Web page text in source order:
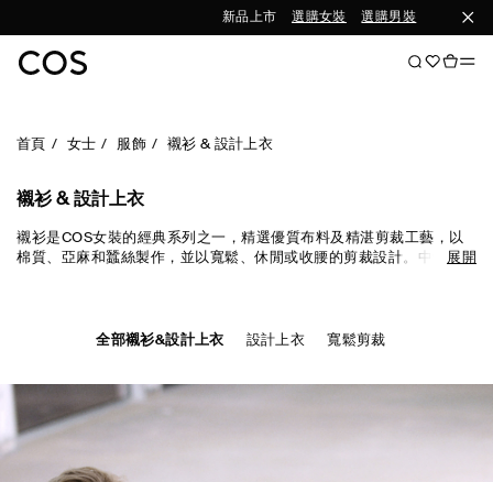
新品上市 選購女裝 選購男裝
首頁 女士 服飾 襯衫 & 設計上衣
襯衫 & 設計上衣
襯衫是COS女裝的經典系列之一，精選優質布料及精湛剪裁工藝，以
棉質、亞麻和蠶絲製作，並以寬鬆、休閒或收腰的剪裁設計。中性色展開
全部襯衫&設計上衣 設計上衣 寬鬆剪裁